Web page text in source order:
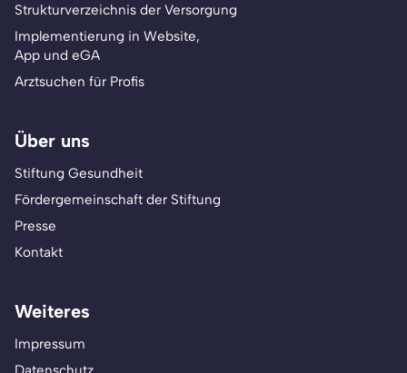
Strukturverzeichnis der Versorgung
Implementierung in Website,
App und eGA
Arztsuchen für Profis
Über uns
Stiftung Gesundheit
Fördergemeinschaft der Stiftung
Presse
Kontakt
Weiteres
Impressum